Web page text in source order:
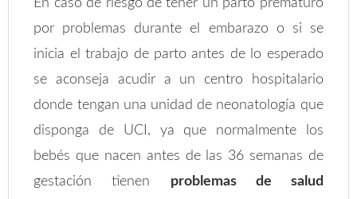
En caso de riesgo de tener un parto prematuro
por problemas durante el embarazo o si se
inicia el trabajo de parto antes de lo esperado
se aconseja acudir a un centro hospitalario
donde tengan una unidad de neonatología que
disponga de UCI, ya que normalmente los
bebés que nacen antes de las 36 semanas de
gestación tienen problemas de salud